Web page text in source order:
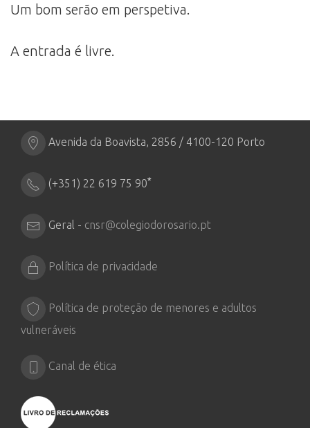
Um bom serão em perspetiva.
A entrada é livre.
Avenida da Boavista, 2856 / 4100-120 Porto
(+351) 22 619 75 90*
Geral - cnsr@colegiodorosario.pt
Política de privacidade
Política de proteção de menores e adultos
vulneráveis
Canal de ética